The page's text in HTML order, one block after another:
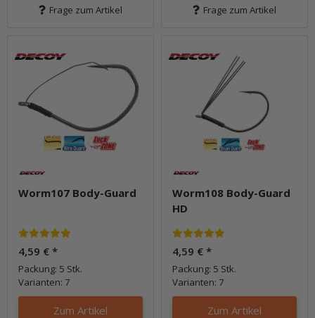
Frage zum Artikel Frage zum Artikel
Worm107 Body-Guard
4,59 € *
Packung: 5 Stk.
Varianten: 7
Zum Artikel
Worm108 Body-Guard
HD
4,59 € *
Packung: 5 Stk.
Varianten: 7
Zum Artikel